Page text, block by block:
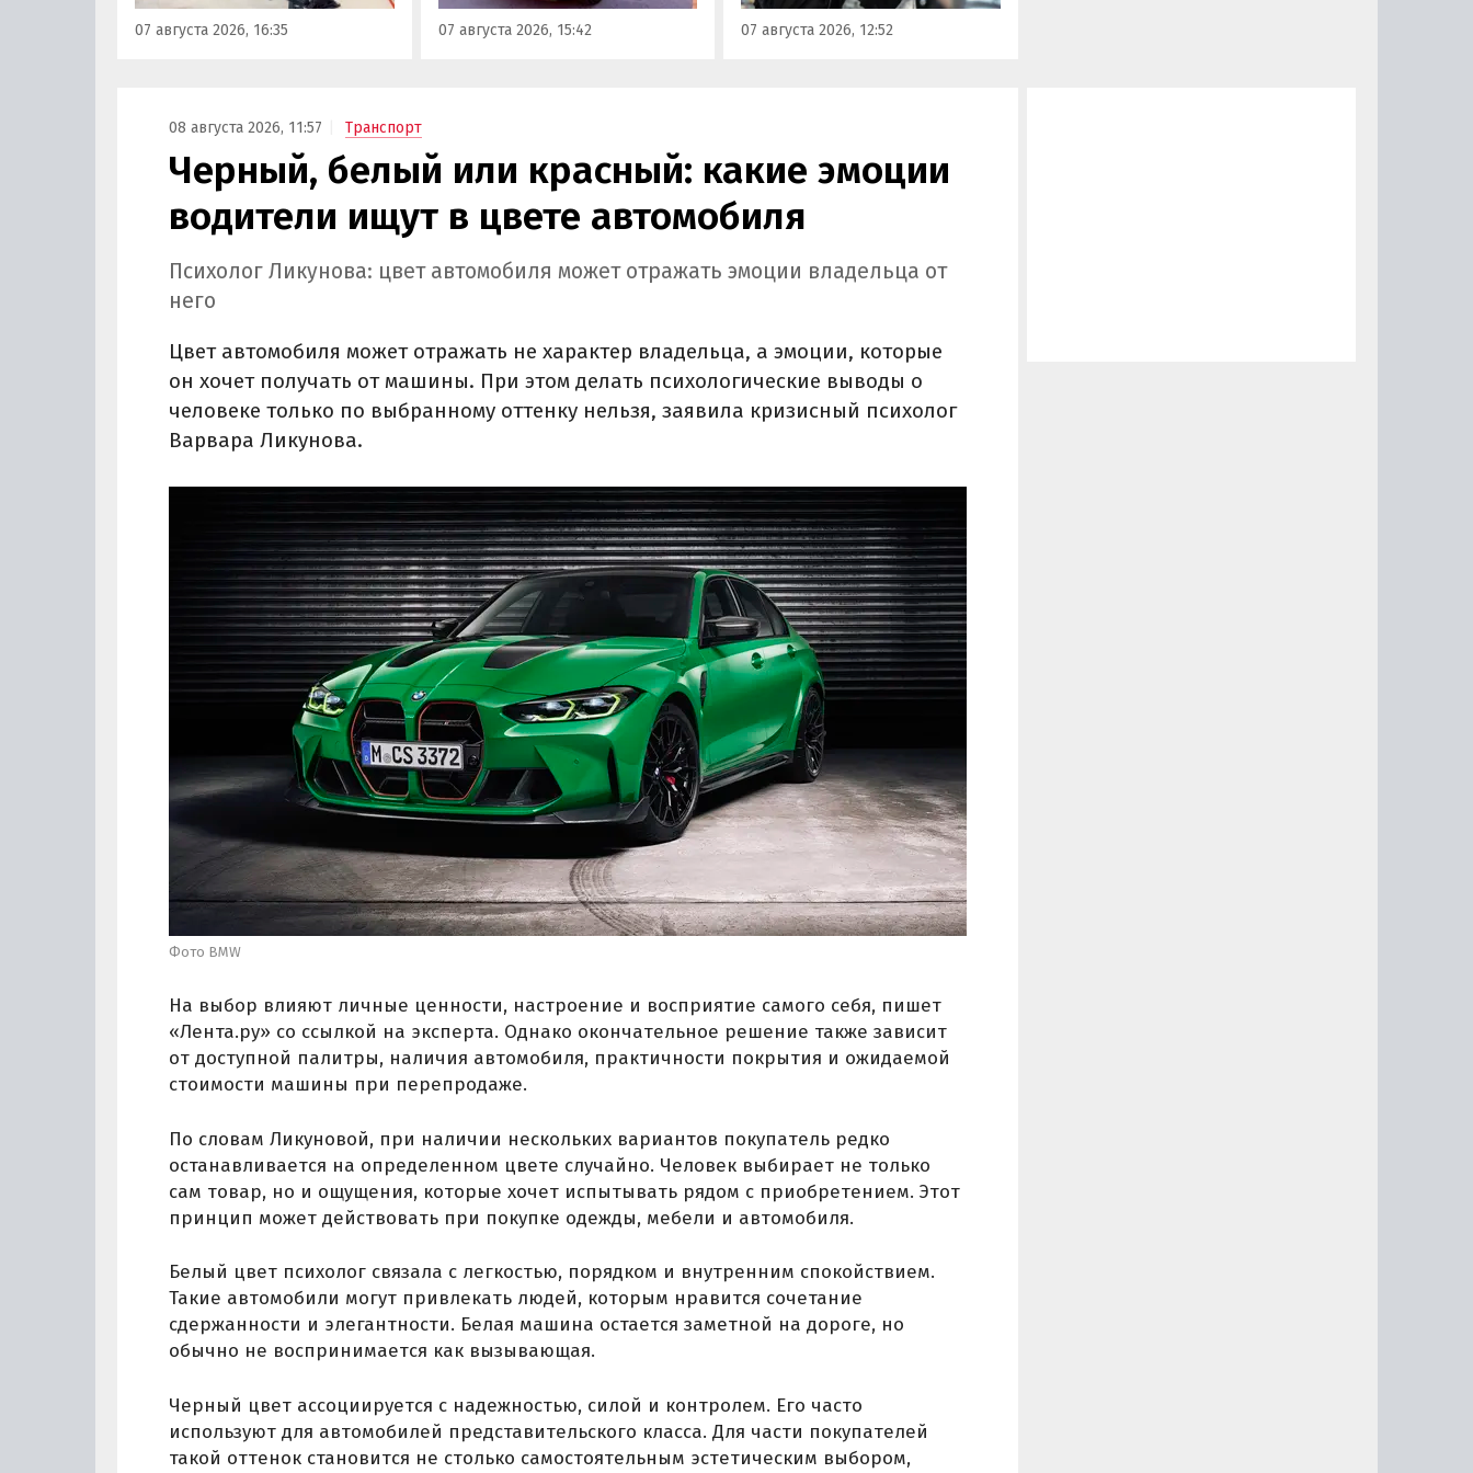
«Иннопром» в Екатеринбурге.
07 августа 2026, 16:35
представлен семиместный
кроссовер М90.
07 августа 2026, 15:42
сообщил в эфире радио РБК
учредитель федерального
07 августа 2026, 12:52
08 августа 2026, 11:57 Транспорт
Черный, белый или красный: какие эмоции
водители ищут в цвете автомобиля
Психолог Ликунова: цвет автомобиля может отражать эмоции владельца от
него
Цвет автомобиля может отражать не характер владельца, а эмоции, которые
он хочет получать от машины. При этом делать психологические выводы о
человеке только по выбранному оттенку нельзя, заявила кризисный психолог
Варвара Ликунова.
Фото BMW
На выбор влияют личные ценности, настроение и восприятие самого себя, пишет
«Лента.ру» со ссылкой на эксперта. Однако окончательное решение также зависит
от доступной палитры, наличия автомобиля, практичности покрытия и ожидаемой
стоимости машины при перепродаже.
По словам Ликуновой, при наличии нескольких вариантов покупатель редко
останавливается на определенном цвете случайно. Человек выбирает не только
сам товар, но и ощущения, которые хочет испытывать рядом с приобретением. Этот
принцип может действовать при покупке одежды, мебели и автомобиля.
Белый цвет психолог связала с легкостью, порядком и внутренним спокойствием.
Такие автомобили могут привлекать людей, которым нравится сочетание
сдержанности и элегантности. Белая машина остается заметной на дороге, но
обычно не воспринимается как вызывающая.
Черный цвет ассоциируется с надежностью, силой и контролем. Его часто
используют для автомобилей представительского класса. Для части покупателей
такой оттенок становится не столько самостоятельным эстетическим выбором,